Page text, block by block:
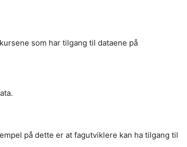
som har tilgang til dataene på
på dette er at fagutviklere kan ha tilgang til